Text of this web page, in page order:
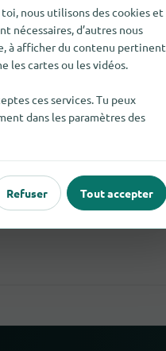
nous utilisons des cookies et
nécessaires, d’autres nous
à afficher du contenu pertinent
les cartes ou les vidéos.
ces services. Tu peux
dans les paramètres des
Refuser Tout accepter